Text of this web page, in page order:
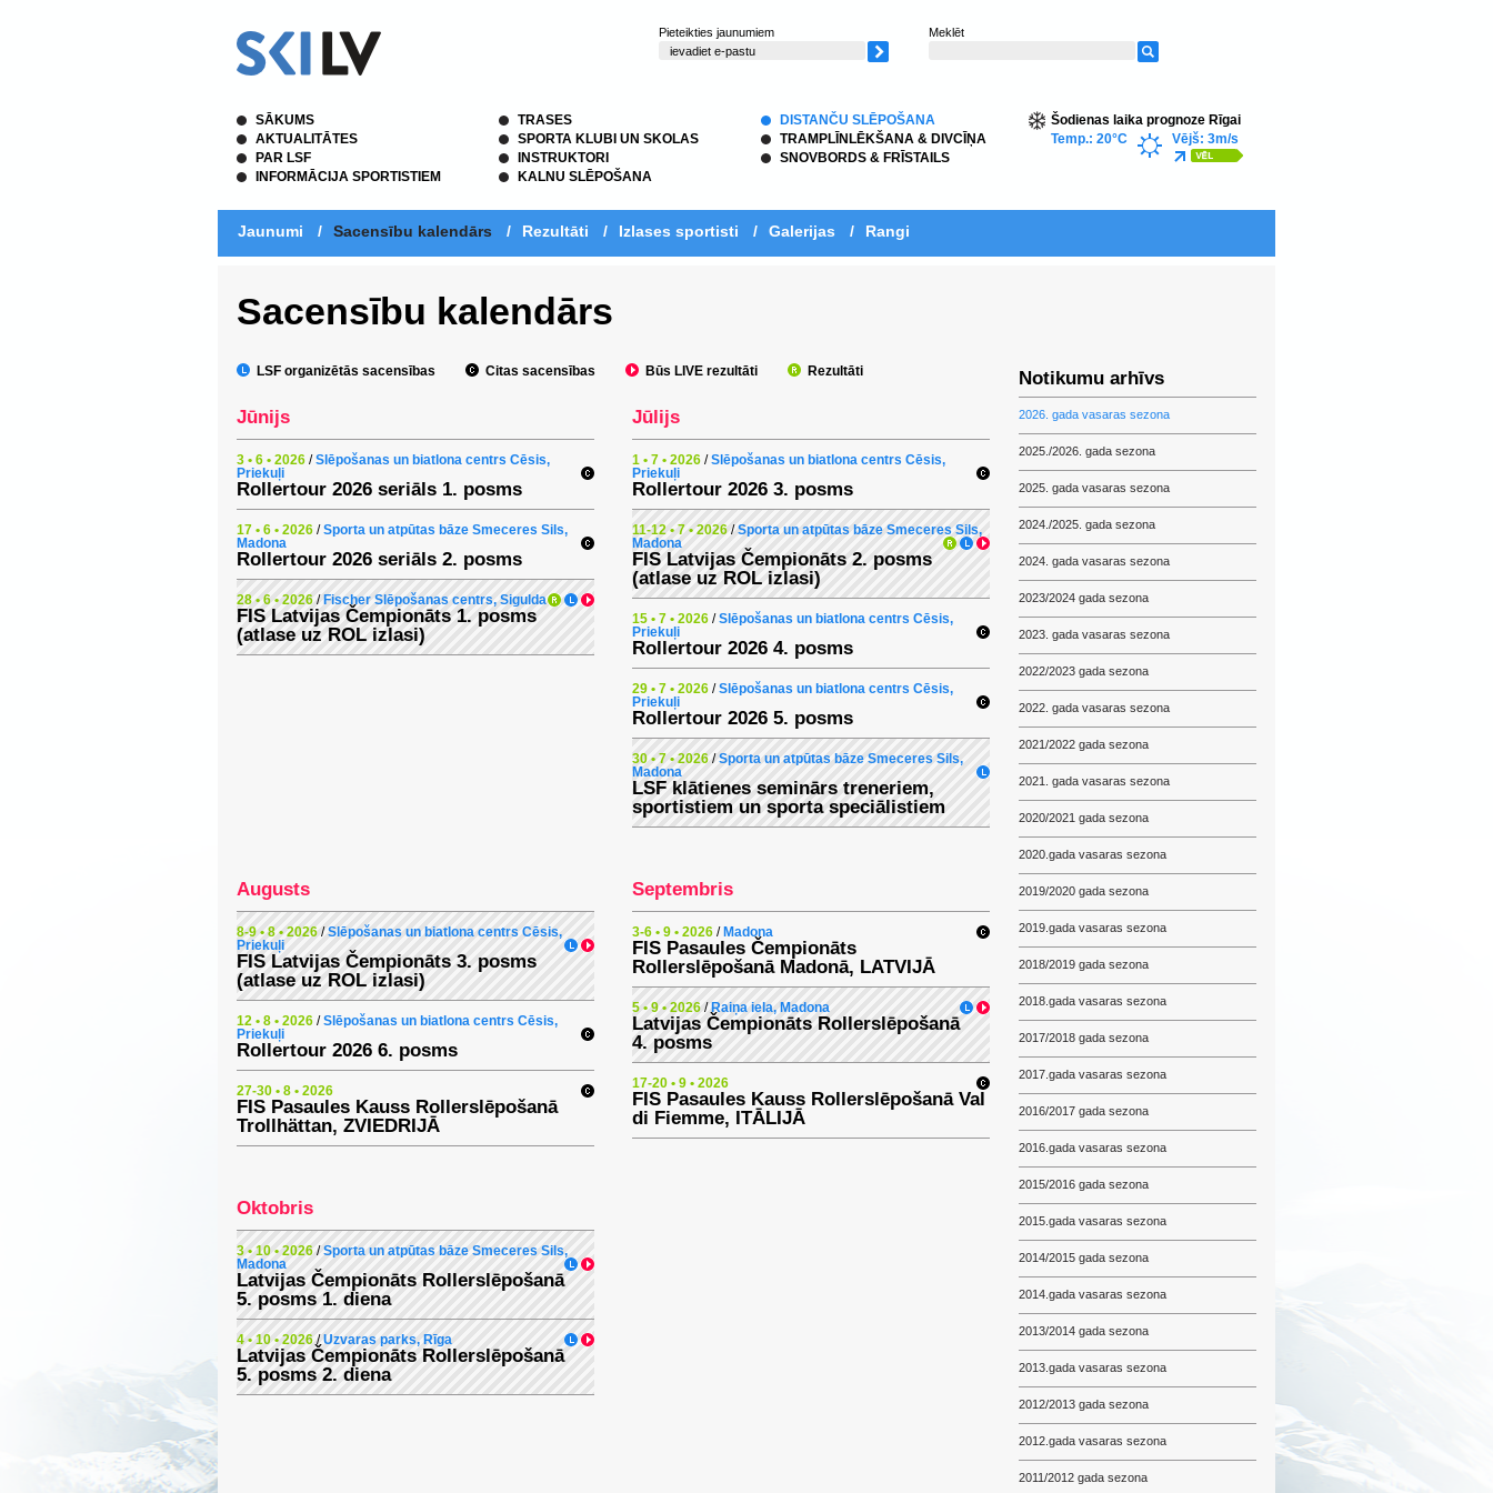
Pieteikties jaunumiem Meklēt
SĀKUMS
AKTUALITĀTES
PAR LSF
INFORMĀCIJA SPORTISTIEM
TRASES
SPORTA KLUBI UN SKOLAS
INSTRUKTORI
KALNU SLĒPOŠANA
DISTANČU SLĒPOŠANA
TRAMPLĪNLĒKŠANA & DIVCĪŅA
SNOVBORDS & FRĪSTAILS
Šodienas laika prognoze Rīgai
Temp.: 20°C
Vējš: 3m/s
Jaunumi / Sacensību kalendārs / Rezultāti / Izlases sportisti / Galerijas / Rangi
Sacensību kalendārs
LSF organizētās sacensības Citas sacensības Būs LIVE rezultāti Rezultāti
Jūnijs
3 • 6 • 2026 /Slēpošanas un biatlona centrs Cēsis,
Priekuļi
Rollertour 2026 seriāls 1. posms
17 • 6 • 2026 /Sporta un atpūtas bāze Smeceres Sils,
Madona
Rollertour 2026 seriāls 2. posms
28 • 6 • 2026 / Fischer Slēpošanas centrs, Sigulda
FIS Latvijas Čempionāts 1. posms
(atlase uz ROL izlasi)
Jūlijs
1 • 7 • 2026 /Slēpošanas un biatlona centrs Cēsis,
Priekuļi
Rollertour 2026 3. posms
11-12 • 7 • 2026 /Sporta un atpūtas bāze Smeceres Sils,
Madona
FIS Latvijas Čempionāts 2. posms
(atlase uz ROL izlasi)
15 • 7 • 2026 /Slēpošanas un biatlona centrs Cēsis,
Priekuļi
Rollertour 2026 4. posms
29 • 7 • 2026 /Slēpošanas un biatlona centrs Cēsis,
Priekuļi
Rollertour 2026 5. posms
30 • 7 • 2026 /Sporta un atpūtas bāze Smeceres Sils,
Madona
LSF klātienes seminārs treneriem,
sportistiem un sporta speciālistiem
Augusts
8-9 • 8 • 2026 /Slēpošanas un biatlona centrs Cēsis,
Priekuļi
FIS Latvijas Čempionāts 3. posms
(atlase uz ROL izlasi)
12 • 8 • 2026 /Slēpošanas un biatlona centrs Cēsis,
Priekuļi
Rollertour 2026 6. posms
27-30 • 8 • 2026
FIS Pasaules Kauss Rollerslēpošanā
Trollhättan, ZVIEDRIJĀ
Septembris
3-6 • 9 • 2026 / Madona
FIS Pasaules Čempionāts
Rollerslēpošanā Madonā, LATVIJĀ
5 • 9 • 2026 / Raiņa iela, Madona
Latvijas Čempionāts Rollerslēpošanā
4. posms
17-20 • 9 • 2026
FIS Pasaules Kauss Rollerslēpošanā Val
di Fiemme, ITĀLIJĀ
Oktobris
3 • 10 • 2026 /Sporta un atpūtas bāze Smeceres Sils,
Madona
Latvijas Čempionāts Rollerslēpošanā
5. posms 1. diena
4 • 10 • 2026 /Uzvaras parks, Rīga
Latvijas Čempionāts Rollerslēpošanā
5. posms 2. diena
Notikumu arhīvs
2026. gada vasaras sezona
2025./2026. gada sezona
2025. gada vasaras sezona
2024./2025. gada sezona
2024. gada vasaras sezona
2023/2024 gada sezona
2023. gada vasaras sezona
2022/2023 gada sezona
2022. gada vasaras sezona
2021/2022 gada sezona
2021. gada vasaras sezona
2020/2021 gada sezona
2020.gada vasaras sezona
2019/2020 gada sezona
2019.gada vasaras sezona
2018/2019 gada sezona
2018.gada vasaras sezona
2017/2018 gada sezona
2017.gada vasaras sezona
2016/2017 gada sezona
2016.gada vasaras sezona
2015/2016 gada sezona
2015.gada vasaras sezona
2014/2015 gada sezona
2014.gada vasaras sezona
2013/2014 gada sezona
2013.gada vasaras sezona
2012/2013 gada sezona
2012.gada vasaras sezona
2011/2012 gada sezona